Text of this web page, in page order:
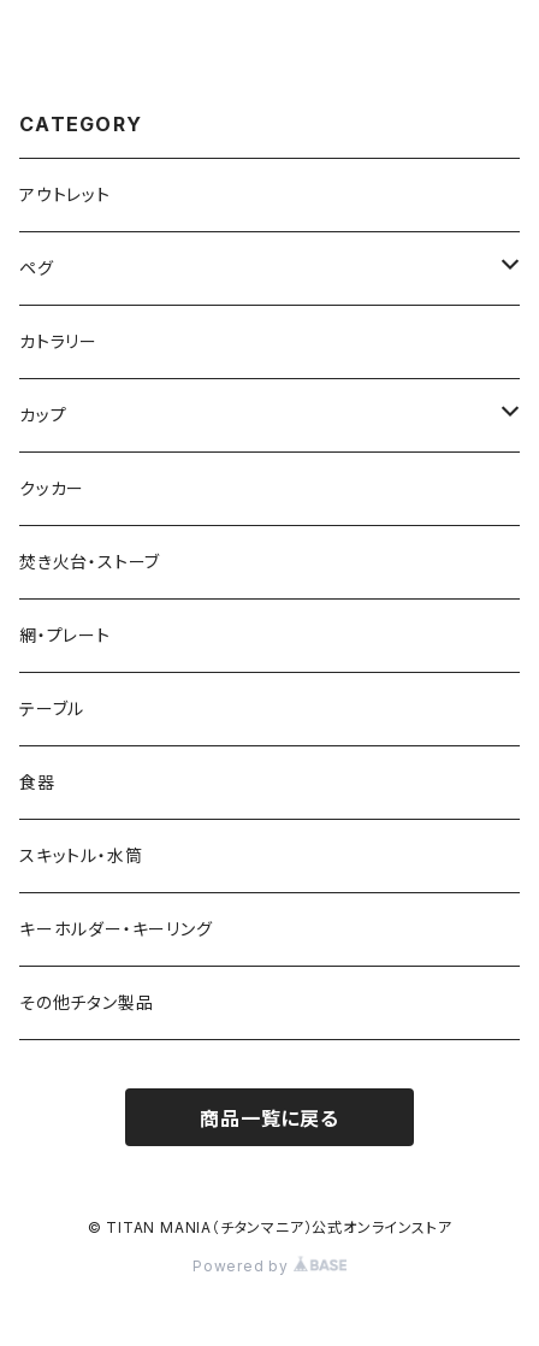
CATEGORY
アウトレット
ペグ
標準タイプ
超軽量タイプ
ネイルペグ
V字型
Y字型
カトラリー
カップ
シングルマグ
シェラカップ
ダブルウォールカップ
リッド（蓋）
クッカー
焚き火台・ストーブ
網・プレート
テーブル
食器
スキットル・水筒
キーホルダー・キーリング
その他チタン製品
商品一覧に戻る
© TITAN MANIA（チタンマニア）公式オンラインストア
Powered by